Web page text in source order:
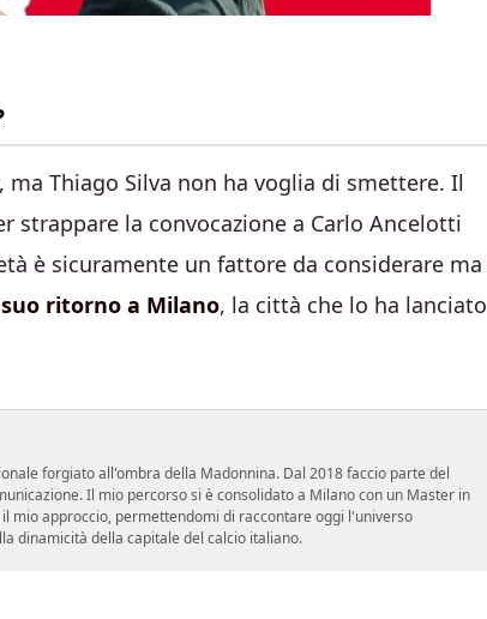
Thiago Silva non ha voglia di smettere. Il
strappare la convocazione a Carlo Ancelotti
è sicuramente un fattore da considerare ma
ritorno a Milano, la città che lo ha lanciato
forgiato all'ombra della Madonnina. Dal 2018 faccio parte del
Il mio percorso si è consolidato a Milano con un Master in
mio approccio, permettendomi di raccontare oggi l'universo
dinamicità della capitale del calcio italiano.